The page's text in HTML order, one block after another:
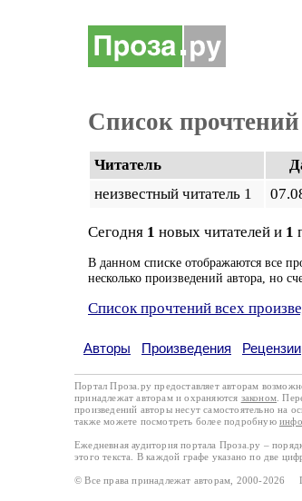
Список прочтений
Читатель
неизвестный читатель 1
Сегодня 1 новых читателей и 1
В данном списке отображаются все
несколько произведений автора, но
Список прочтений всех
Авторы Произведения Рецензии
Портал Проза.ру предоставляет авторам
принадлежат авторам и охраняются законом .
произведений авторы несут самостоятельно на
также можете посмотреть более подробную
Ежедневная аудитория портала Проза.ру –
этого текста. В каждой графе указано по две
© Все права принадлежат авторам, 2000-2026